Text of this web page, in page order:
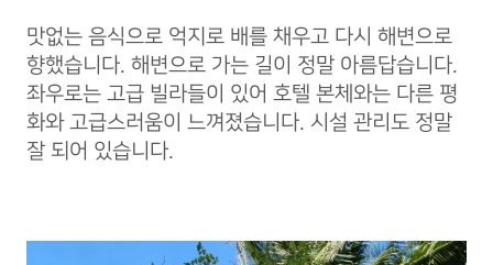
맛없는 음식으로 억지로 배를 채우고 다시 해변으로
향했습니다. 해변으로 가는 길이 정말 아름답습니다.
좌우로는 고급 빌라들이 있어 호텔 본체와는 다른 평
화와 고급스러움이 느껴졌습니다. 시설 관리도 정말
잘 되어 있습니다.